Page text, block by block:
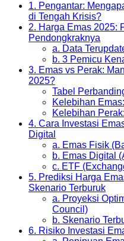
1. Pengantar:
di Tengah Krisis?
2. Harga Emas 2025:
Pendongkraknya
a. Data
b. 3 Pemicu
3. Emas vs Perak:
2025?
Tabel
Kelebihan Emas:
Kelebihan Perak:
4. Cara Investasi
Digital
a. Emas Fisik
b. Emas Digital
c. ETF
5. Prediksi Harga
Skenario Terburuk
a. Proyeksi
Council)
b. Skenario
6. Risiko Investasi